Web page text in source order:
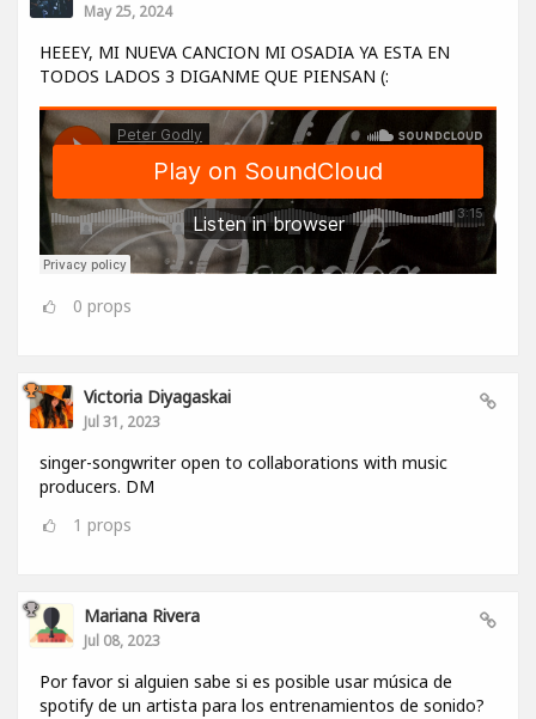
May 25, 2024
HEEEY, MI NUEVA CANCION MI OSADIA YA ESTA EN
TODOS LADOS 3 DIGANME QUE PIENSAN (:
0 props
Victoria Diyagaskai
Jul 31, 2023
singer-songwriter open to collaborations with music
producers. DM
1 props
Mariana Rivera
Jul 08, 2023
Por favor si alguien sabe si es posible usar música de
spotify de un artista para los entrenamientos de sonido?